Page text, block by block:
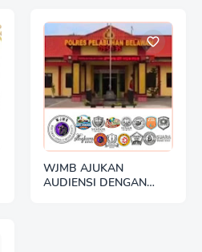
WJMB AJUKAN
AUDIENSI DENGAN